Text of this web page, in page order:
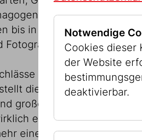
Archivalien zu
bis in die Nachkriegszeit,
von Künstler:innen
dieser nur ein
große jüdische
ehemalige
eine Recherche im
Notwendige
Cookies dieser
der Website
deaktivierbar.